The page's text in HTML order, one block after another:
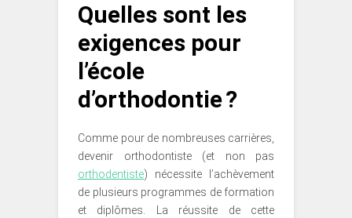
Quelles sont les
exigences pour
l’école
d’orthodontie ?
Comme pour de nombreuses carrières,
devenir orthodontiste (et non pas
orthodentiste) nécessite l’achèvement
de plusieurs programmes de formation
et diplômes. La réussite de cette